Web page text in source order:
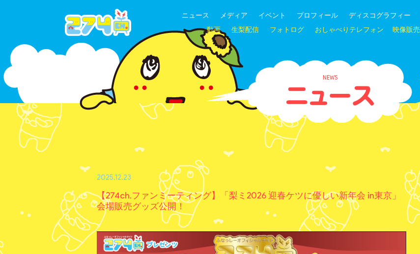
ニュース メディア イベント プロフィール ディスコグラフィー
動画
生梨配信 フォトログ おしゃべりテレフォン 映像販売
NEWS
2025.12.23
【274ch.ファンミーティング】「梨ミ2026 迎春ケツに優しい新年会 in東京」
会場販売グッズ公開！